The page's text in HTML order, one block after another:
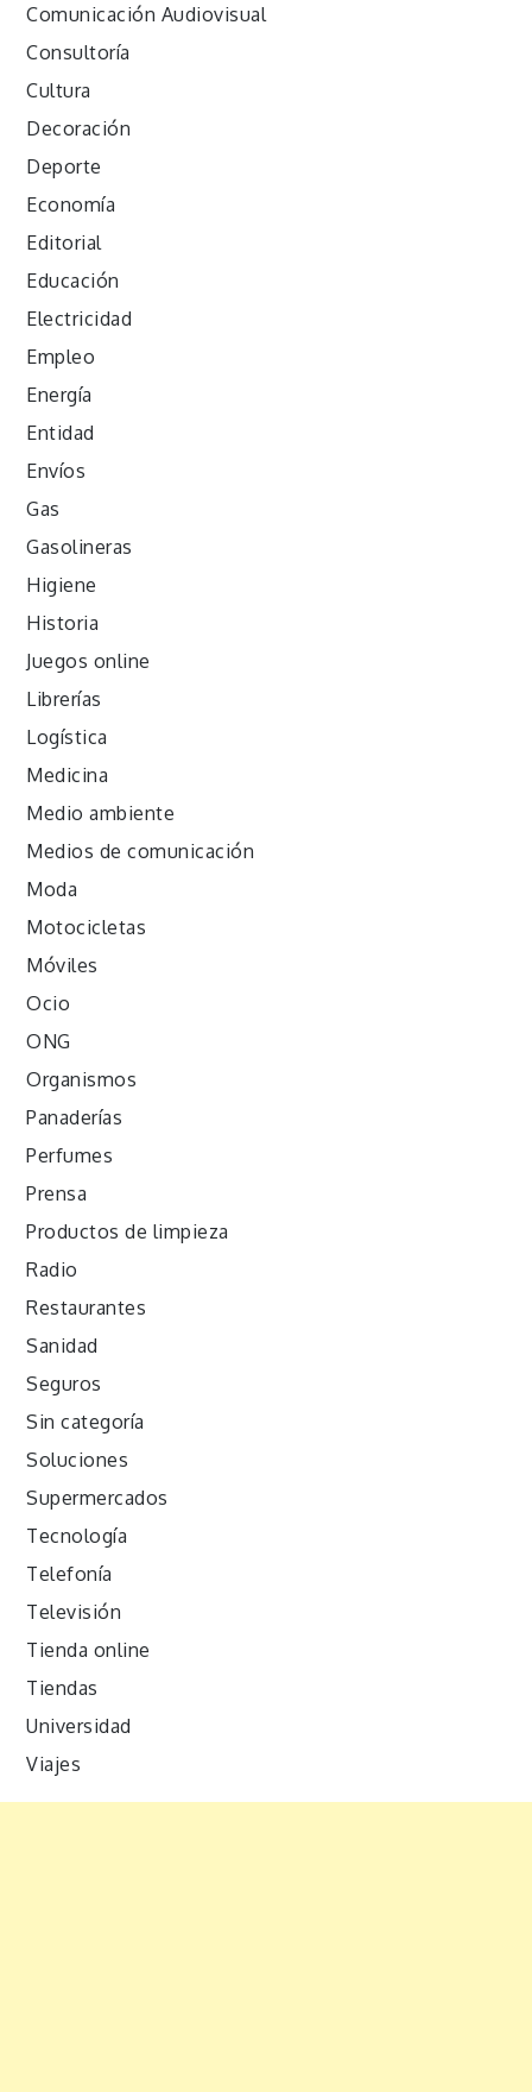
Comunicación Audiovisual
Consultoría
Cultura
Decoración
Deporte
Economía
Editorial
Educación
Electricidad
Empleo
Energía
Entidad
Envíos
Gas
Gasolineras
Higiene
Historia
Juegos online
Librerías
Logística
Medicina
Medio ambiente
Medios de comunicación
Moda
Motocicletas
Móviles
Ocio
ONG
Organismos
Panaderías
Perfumes
Prensa
Productos de limpieza
Radio
Restaurantes
Sanidad
Seguros
Sin categoría
Soluciones
Supermercados
Tecnología
Telefonía
Televisión
Tienda online
Tiendas
Universidad
Viajes